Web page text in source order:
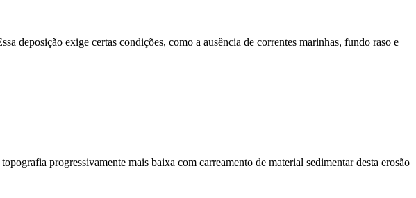
deposição exige certas condições, como a ausência de correntes marinhas, fundo raso e
progressivamente mais baixa com carreamento de material sedimentar desta erosão